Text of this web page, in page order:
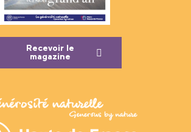
Recevoir le
magazine